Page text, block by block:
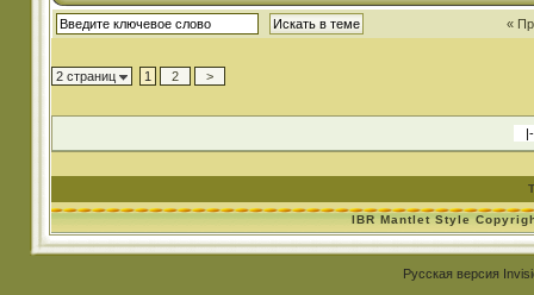
«
2 страниц 1 2 >
IBR Mantlet Style
Русская версия